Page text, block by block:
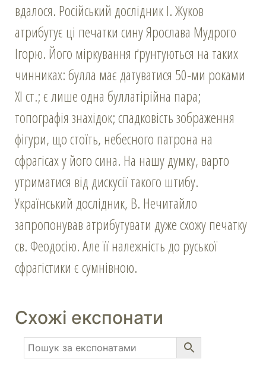
вдалося. Російський дослідник І. Жуков
атрибутує ці печатки сину Ярослава Мудрого
Ігорю. Його міркування ґрунтуються на таких
чинниках: булла має датуватися 50-ми роками
ХІ ст.; є лише одна буллатірійна пара;
топографія знахідок; спадковість зображення
фігури, що стоїть, небесного патрона на
сфрагісах у його сина. На нашу думку, варто
утриматися від дискусії такого штибу.
Український дослідник, В. Нечитайло
запропонував атрибутувати дуже схожу печатку
св. Феодосію. Але її належність до руської
сфрагістики є сумнівною.
Схожі експонати